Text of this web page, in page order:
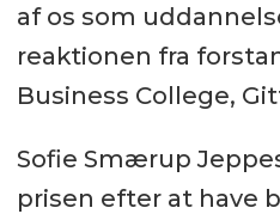
af os som
reaktionen fra
Business College,
Sofie Smærup
prisen efter at have